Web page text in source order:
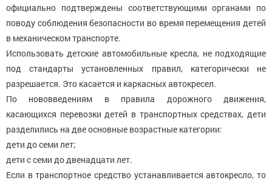
официально подтверждены соответствующими органами по
поводу соблюдения безопасности во время перемещения детей
в механическом транспорте.
Использовать детские автомобильные кресла, не подходящие
под стандарты установленных правил, категорически не
разрешается. Это касается и каркасных автокресел.
По нововведениям в правила дорожного движения,
касающихся перевозки детей в транспортных средствах, дети
разделились на две основные возрастные категории:
дети до семи лет;
дети с семи до двенадцати лет.
Если в транспортное средство устанавливается автокресло, то